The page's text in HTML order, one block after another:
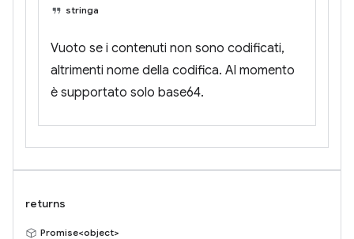
stringa
Vuoto se i contenuti non sono codificati,
altrimenti nome della codifica. Al momento
è supportato solo base64.
returns
Promise<object>